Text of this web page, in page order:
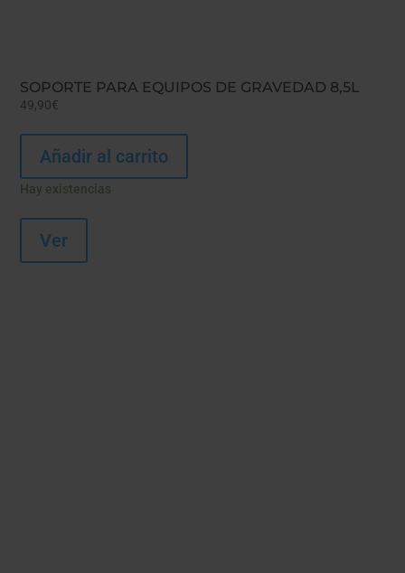
SOPORTE PARA EQUIPOS DE GRAVEDAD 8,5L
49,90€
Añadir al carrito
Hay existencias
Ver